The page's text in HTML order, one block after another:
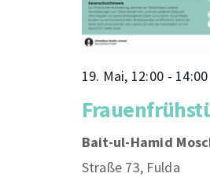
19. Mai, 12:00 - 14:00
Bait-ul-Hamid
Straße 73, Fulda